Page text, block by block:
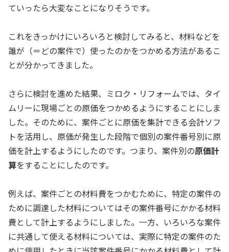
ていったら大変なことになりそうです。
これをきっかけにいろいろと検討してみると、材料などを
誰が（＝どの案件で）使ったのかをつかめる方法があるこ
とが分かってきました。
さらに検討を進めた結果、ミロク・リフォームでは、タイ
ムリーに現場ごとの原価をつかめるようにすることにしま
した。そのために、案件ごとに原価を集計できる会計ソフ
トを活用し、原価が発生した段階で個別の案件番号別に原
価を計上するようにしたのです。つまり、案件別の原価計
算をすることにしたのです。
例えば、案件ごとの材料費をつかむために、特定の案件の
ために調達した材料についてはその案件番号にかかる材料
費として計上するようにしました。一方、いろいろな案件
に共通して使える材料については、実際に特定の案件のた